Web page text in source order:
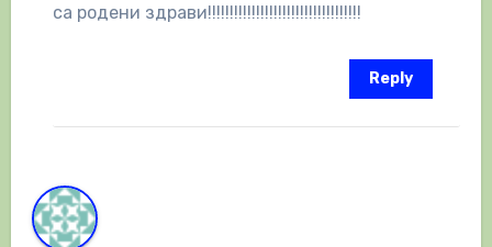
са родени здрави!!!!!!!!!!!!!!!!!!!!!!!!!!!!!!!!!!!
Reply